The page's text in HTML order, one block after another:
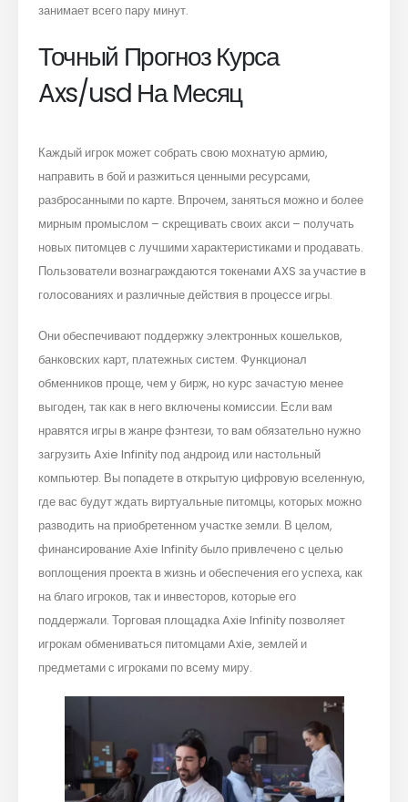
занимает всего пару минут.
Точный Прогноз Курса
Axs/usd На Месяц
Каждый игрок может собрать свою мохнатую армию,
направить в бой и разжиться ценными ресурсами,
разбросанными по карте. Впрочем, заняться можно и более
мирным промыслом – скрещивать своих акси – получать
новых питомцев с лучшими характеристиками и продавать.
Пользователи вознаграждаются токенами AXS за участие в
голосованиях и различные действия в процессе игры.
Они обеспечивают поддержку электронных кошельков,
банковских карт, платежных систем. Функционал
обменников проще, чем у бирж, но курс зачастую менее
выгоден, так как в него включены комиссии. Если вам
нравятся игры в жанре фэнтези, то вам обязательно нужно
загрузить Axie Infinity под андроид или настольный
компьютер. Вы попадете в открытую цифровую вселенную,
где вас будут ждать виртуальные питомцы, которых можно
разводить на приобретенном участке земли. В целом,
финансирование Axie Infinity было привлечено с целью
воплощения проекта в жизнь и обеспечения его успеха, как
на благо игроков, так и инвесторов, которые его
поддержали. Торговая площадка Axie Infinity позволяет
игрокам обмениваться питомцами Axie, землей и
предметами с игроками по всему миру.